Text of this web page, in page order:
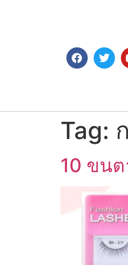
Tag:
10 ขน